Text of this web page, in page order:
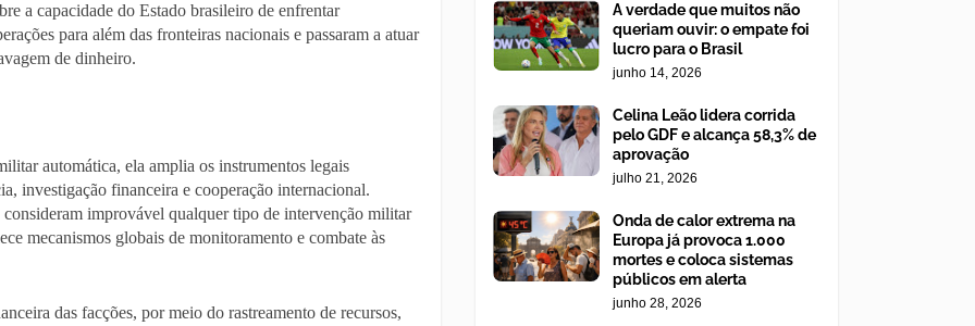
a capacidade do Estado brasileiro de enfrentar
para além das fronteiras nacionais e passaram a atuar
de dinheiro.
automática, ela amplia os instrumentos legais
investigação financeira e cooperação internacional.
improvável qualquer tipo de intervenção militar
mecanismos globais de monitoramento e combate às
das facções, por meio do rastreamento de recursos,
A verdade que muitos não
queriam ouvir: o empate foi
lucro para o Brasil
junho 14, 2026
Celina Leão lidera corrida
pelo GDF e alcança 58,3% de
aprovação
julho 21, 2026
Onda de calor extrema na
Europa já provoca 1.000
mortes e coloca sistemas
públicos em alerta
junho 28, 2026